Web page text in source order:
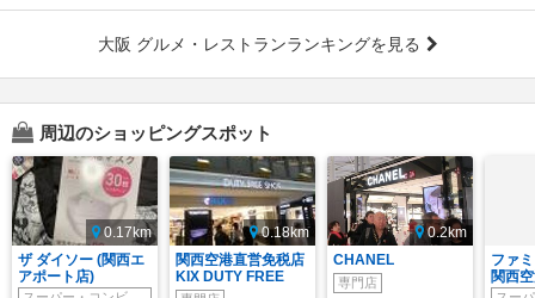
大阪 グルメ・レストランランキングを見る
周辺のショッピングスポット
0.17km
ザ ダイソー (関西エ
アポート店)
0.18km
関西空港直営免税店
KIX DUTY FREE
0.2km
CHANEL
専門店
ファ
関西